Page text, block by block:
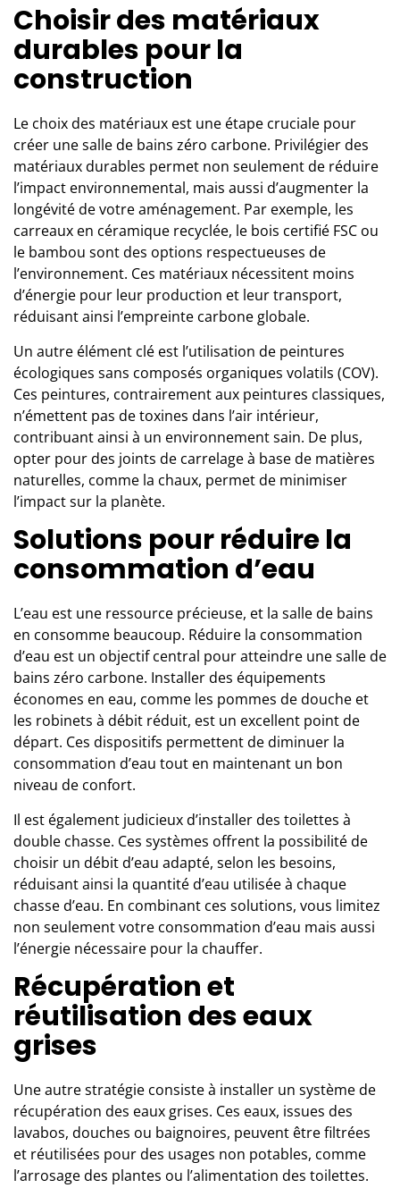
Choisir des matériaux
durables pour la
construction
Le choix des matériaux est une étape cruciale pour
créer une salle de bains zéro carbone. Privilégier des
matériaux durables permet non seulement de réduire
l’impact environnemental, mais aussi d’augmenter la
longévité de votre aménagement. Par exemple, les
carreaux en céramique recyclée, le bois certifié FSC ou
le bambou sont des options respectueuses de
l’environnement. Ces matériaux nécessitent moins
d’énergie pour leur production et leur transport,
réduisant ainsi l’empreinte carbone globale.
Un autre élément clé est l’utilisation de peintures
écologiques sans composés organiques volatils (COV).
Ces peintures, contrairement aux peintures classiques,
n’émettent pas de toxines dans l’air intérieur,
contribuant ainsi à un environnement sain. De plus,
opter pour des joints de carrelage à base de matières
naturelles, comme la chaux, permet de minimiser
l’impact sur la planète.
Solutions pour réduire la
consommation d’eau
L’eau est une ressource précieuse, et la salle de bains
en consomme beaucoup. Réduire la consommation
d’eau est un objectif central pour atteindre une salle de
bains zéro carbone. Installer des équipements
économes en eau, comme les pommes de douche et
les robinets à débit réduit, est un excellent point de
départ. Ces dispositifs permettent de diminuer la
consommation d’eau tout en maintenant un bon
niveau de confort.
Il est également judicieux d’installer des toilettes à
double chasse. Ces systèmes offrent la possibilité de
choisir un débit d’eau adapté, selon les besoins,
réduisant ainsi la quantité d’eau utilisée à chaque
chasse d’eau. En combinant ces solutions, vous limitez
non seulement votre consommation d’eau mais aussi
l’énergie nécessaire pour la chauffer.
Récupération et
réutilisation des eaux
grises
Une autre stratégie consiste à installer un système de
récupération des eaux grises. Ces eaux, issues des
lavabos, douches ou baignoires, peuvent être filtrées
et réutilisées pour des usages non potables, comme
l’arrosage des plantes ou l’alimentation des toilettes.